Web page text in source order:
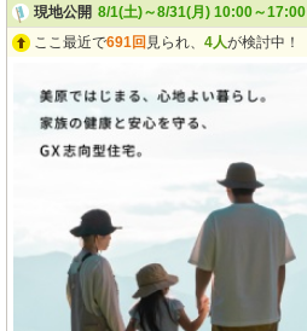
現地公開 8/1(土)～8/31(月) 10:00～17:00
ここ最近で691回 見られ、 4人が検討中！